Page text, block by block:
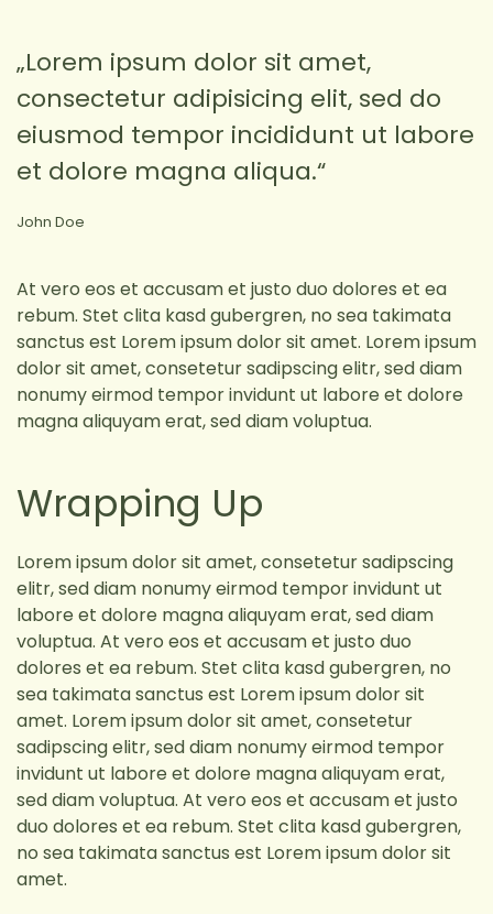
„Lorem ipsum dolor sit amet,
consectetur adipisicing elit, sed do
eiusmod tempor incididunt ut labore
et dolore magna aliqua.“
John Doe
At vero eos et accusam et justo duo dolores et ea
rebum. Stet clita kasd gubergren, no sea takimata
sanctus est Lorem ipsum dolor sit amet. Lorem ipsum
dolor sit amet, consetetur sadipscing elitr, sed diam
nonumy eirmod tempor invidunt ut labore et dolore
magna aliquyam erat, sed diam voluptua.
Wrapping Up
Lorem ipsum dolor sit amet, consetetur sadipscing
elitr, sed diam nonumy eirmod tempor invidunt ut
labore et dolore magna aliquyam erat, sed diam
voluptua. At vero eos et accusam et justo duo
dolores et ea rebum. Stet clita kasd gubergren, no
sea takimata sanctus est Lorem ipsum dolor sit
amet. Lorem ipsum dolor sit amet, consetetur
sadipscing elitr, sed diam nonumy eirmod tempor
invidunt ut labore et dolore magna aliquyam erat,
sed diam voluptua. At vero eos et accusam et justo
duo dolores et ea rebum. Stet clita kasd gubergren,
no sea takimata sanctus est Lorem ipsum dolor sit
amet.